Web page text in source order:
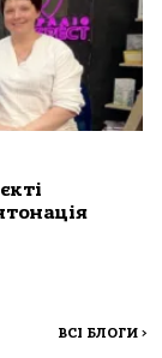
ВСІ БЛОГИ >